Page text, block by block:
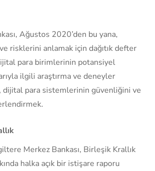
Ağustos 2020’den bu yana,
risklerini anlamak için dağıtık defter
para birimlerinin potansiyel
ilgili araştırma ve deneyler
dijital para sistemlerinin güvenliğini ve
Merkez Bankası, Birleşik Krallık
halka açık bir istişare raporu